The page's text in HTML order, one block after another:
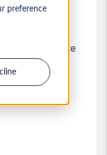
preference
Field Service